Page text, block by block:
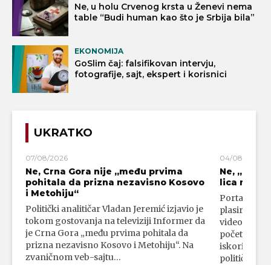
Ne, u holu Crvenog krsta u Ženevi nema
table “Budi human kao što je Srbija bila”
EKONOMIJA
GoSlim čaj: falsifikovan intervju,
fotografije, sajt, ekspert i korisnici
UKRATKO
07/08/2026
Ne, Crna Gora nije „među prvima
pohitala da prizna nezavisno Kosovo
i Metohiju“
Politički analitičar Vladan Jeremić izjavio je
tokom gostovanja na televiziji Informer da
je Crna Gora „među prvima pohitala da
prizna nezavisno Kosovo i Metohiju“. Na
zvaničnom veb-sajtu…
04/08/2026
Ne,
lica
Portal 24
plasirali su
video-
početka
iskorišćava
političkim